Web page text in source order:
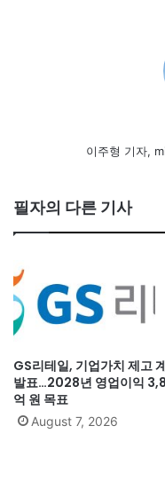
이주형 기자,
필자의 다른 기사
GS리테일, 기업가치 제고
발표…2028년 영업이익
억 원 목표
August 7, 2026